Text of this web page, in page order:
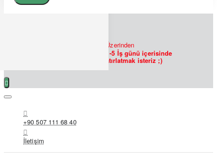
Üzerinden
Siparişlerin 1-5 İş günü içerisinde
hazırlanmakta olduğunu hatırlatmak isteriz ;)
+90 507 111 68 40
İletişim